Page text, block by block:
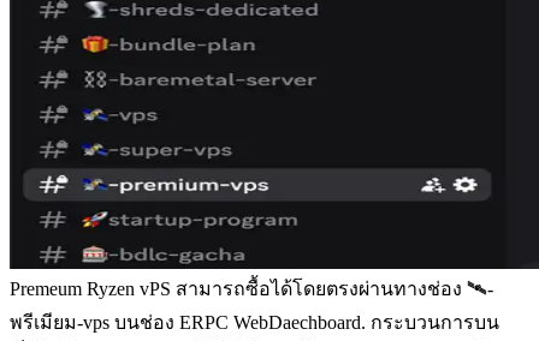
Premeum Ryzen vPS สามารถซื้อได้โดยตรงผ่านทางช่อง 🛰-
พรีเมียม-vps บนช่อง ERPC WebDaechboard. กระบวนการบน